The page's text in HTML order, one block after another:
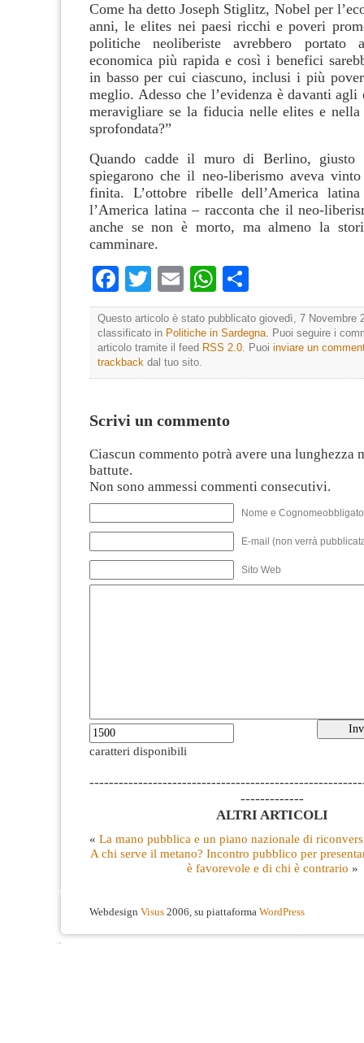
Come ha detto Joseph Stiglitz, Nobel per
anni, le elites nei paesi ricchi e poveri
politiche neoliberiste avrebbero portato
economica più rapida e così i benefici
in basso per cui ciascuno, inclusi i più
meglio. Adesso che l’evidenza è davanti
meravigliare se la fiducia nelle elites e nella
sprofondata?”
Quando cadde il muro di Berlino,
spiegarono che il neo-liberismo aveva
finita. L’ottobre ribelle dell’America
l’America latina – racconta che il neo-
anche se non è morto, ma almeno la
camminare.
Facebook
TwitterEmailWhatsApp
Questo articolo è stato pubblicato giovedì, 7 Novembre
classificato in Politiche in Sardegna . Puoi seguire i
articolo tramite il feed RSS 2.0 . Puoi inviare un
trackback dal tuo sito.
Scrivi un commento
Ciascun commento potrà avere una lunghezza
battute.
Non sono ammessi commenti consecutivi.
Nome e
E-mail (non verrà
Sito Web
caratteri disponibili
-------------
ALTRI ARTICOLI
« La mano pubblica e un piano nazionale di
A chi serve il metano? Incontro pubblico per
è favorevole e di chi è contrario »
Webdesign Visus 2006, su piattaforma WordPress